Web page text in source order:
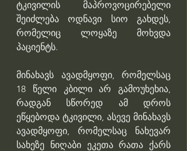
ტკივილის მაპროვოცირებელი
შეიძლება ოდნავი სიო გახდეს,
რომელიც ლოყაზე მოხვდა
პაციენტს.
მინახავს ავადმყოფი, რომელსაც
18 წელი კბილი არ გამოუხეხია,
რადგან სწორედ ამ დროს
ეწყებოდა ტკივილი, ასევე მინახავს
ავადმყოფი, რომელსაც ნახევარ
სახეზე ნიღაბი ეკეთა რათა ქარს